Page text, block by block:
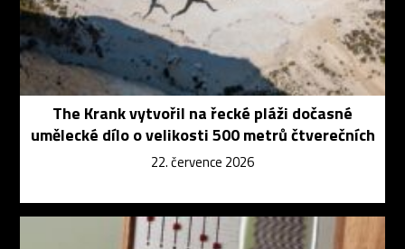
The Krank vytvořil na řecké pláži dočasné
umělecké dílo o velikosti 500 metrů čtverečních
22. července 2026